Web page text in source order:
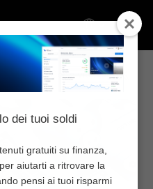
dei tuoi soldi
gratuiti su finanza,
aiutarti a ritrovare la
pensi ai tuoi risparmi
Select Language
Condividi: